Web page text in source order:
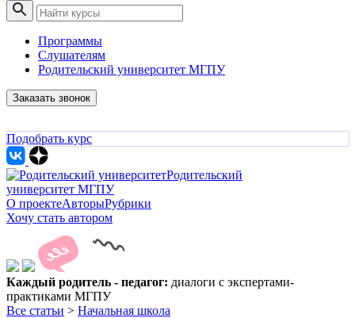
Программы
Слушателям
Родительский университет МГПУ
Заказать звонок
Подобрать курс
Родительский
университет МГПУ
О проектеАвторыРубрики
Хочу стать автором
Каждый родитель - педагог: диалоги с экспертами-
практиками МГПУ
Все статьи > Начальная школа